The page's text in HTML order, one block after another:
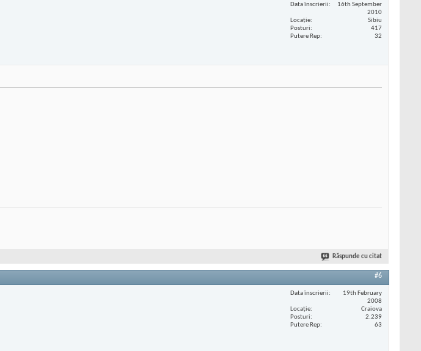
Data înscrierii
16th September
2010
Locaţie
Sibiu
Posturi
417
Putere Rep
32
Răspunde cu citat
#6
Data înscrierii
19th February
2008
Locaţie
Craiova
Posturi
2.239
Putere Rep
63